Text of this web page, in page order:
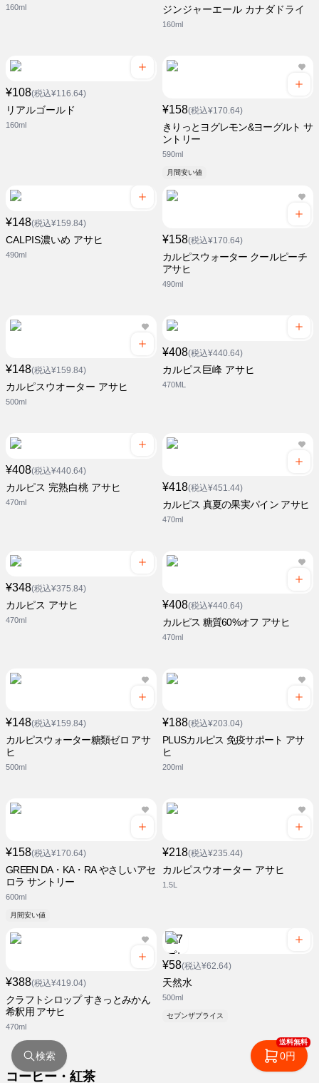
160ml ジンジャーエール カナダドライ
160ml
¥108(税込¥116.64)
リアルゴールド
160ml
¥158(税込¥170.64)
きりっとヨグレモン&ヨーグルト サ
ントリー
590ml
月間安い値
¥148(税込¥159.84)
CALPIS濃いめ アサヒ
490ml
¥158(税込¥170.64)
カルピスウォーター クールピーチ
アサヒ
490ml
¥148(税込¥159.84)
カルピスウオーター アサヒ
500ml
¥408(税込¥440.64)
カルピス巨峰 アサヒ
470ML
¥408(税込¥440.64)
カルピス 完熟白桃 アサヒ
470ml
¥418(税込¥451.44)
カルピス 真夏の果実パイン アサヒ
470ml
¥348(税込¥375.84)
カルピス アサヒ
470ml
¥408(税込¥440.64)
カルピス 糖質60%オフ アサヒ
470ml
¥148(税込¥159.84)
カルピスウォーター糖類ゼロ アサ
ヒ
500ml
¥188(税込¥203.04)
PLUSカルピス 免疫サポート アサ
ヒ
200ml
¥158(税込¥170.64)
GREEN DA・KA・RA やさしいアセ
ロラ サントリー
600ml
月間安い値
¥218(税込¥235.44)
カルピスウオーター アサヒ
1.5L
¥388(税込¥419.04)
クラフトシロップ すきっとみかん
希釈用 アサヒ
470ml
¥58(税込¥62.64)
天然水
500ml
セブンザプライス
コーヒー・紅茶
検索
送料無料
0円